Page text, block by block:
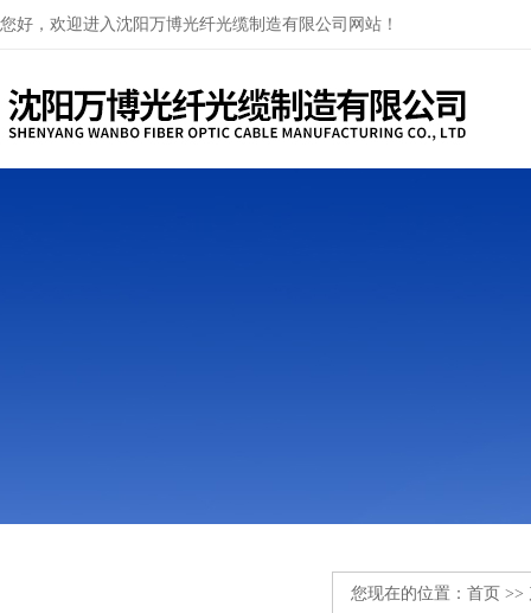
您好，欢迎进入沈阳万博光纤光缆制造有限公司网站！
您现在的位置： 首页 >>